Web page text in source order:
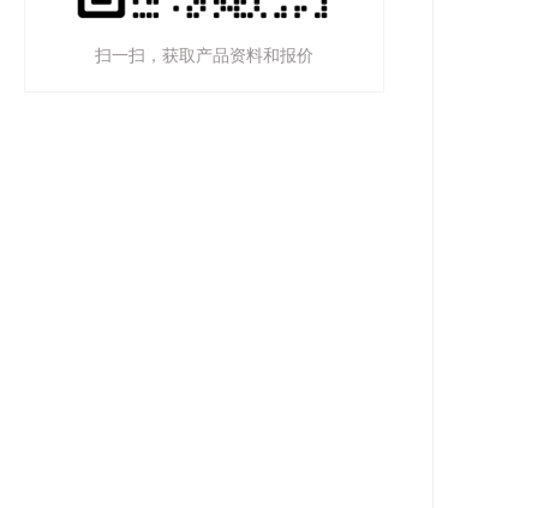
扫一扫，获取产品资料和报价